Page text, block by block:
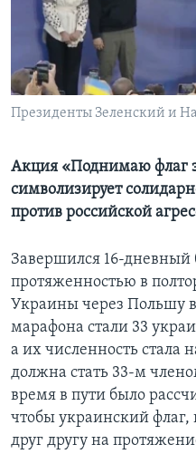
Learning English
СОЦИАЛЬНЫЕ СЕТИ
Языки
Президенты Зеленский и
Акция «Поднимаю флаг
символизирует
против российской
Завершился 16-дневный
протяженностью в
Украины через Польшу
марафона стали 33
а их численность стала
должна стать 33-м
время в пути было
чтобы украинский
друг другу на